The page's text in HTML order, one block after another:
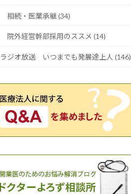
相続・医業承継 (34)
院外経営幹部採用のススメ (14)
ラジオ放送 いつまでも発展途上人 (146)